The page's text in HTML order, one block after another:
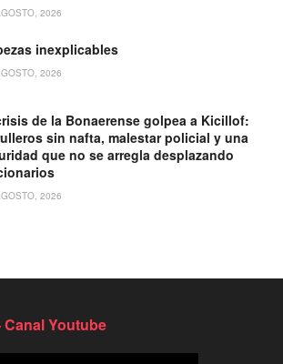
2026
inexplicables
2026
de la Bonaerense golpea a Kicillof:
sin nafta, malestar policial y una
que no se arregla desplazando
2026
Youtube